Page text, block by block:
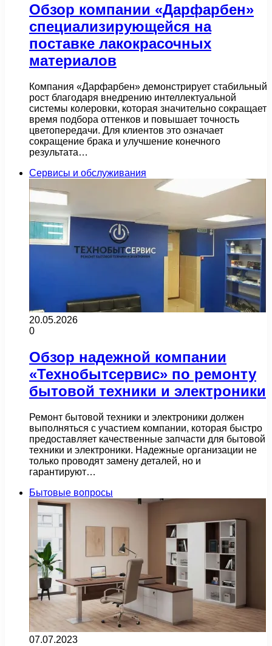
Обзор компании «Дарфарбен»
специализирующейся на
поставке лакокрасочных
материалов
Компания «Дарфарбен» демонстрирует стабильный
рост благодаря внедрению интеллектуальной
системы колеровки, которая значительно сокращает
время подбора оттенков и повышает точность
цветопередачи. Для клиентов это означает
сокращение брака и улучшение конечного
результата…
Сервисы и обслуживания
20.05.2026
0
Обзор надежной компании
«Технобытсервис» по ремонту
бытовой техники и электроники
Ремонт бытовой техники и электроники должен
выполняться с участием компании, которая быстро
предоставляет качественные запчасти для бытовой
техники и электроники. Надежные организации не
только проводят замену деталей, но и
гарантируют…
Бытовые вопросы
07.07.2023